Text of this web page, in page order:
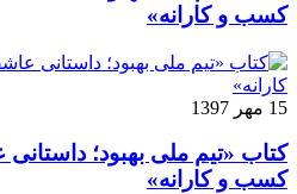
کسب و کارانه»
15 مهر 1397
کتاب «تیم ملی بهبود؛
کسب و کارانه»